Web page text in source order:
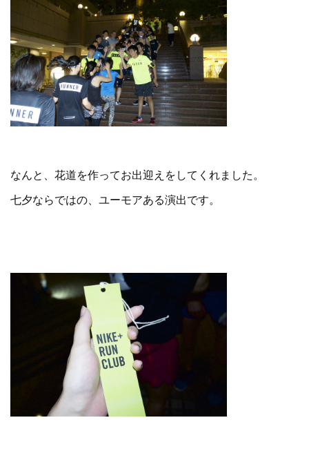
なんと、花道を作ってお出迎えをしてくれました。
七夕ならではの、ユーモアある演出です。